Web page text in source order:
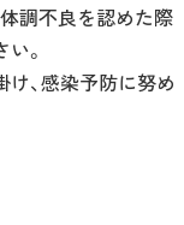
体調不良を認めた際
。
、感染予防に努め